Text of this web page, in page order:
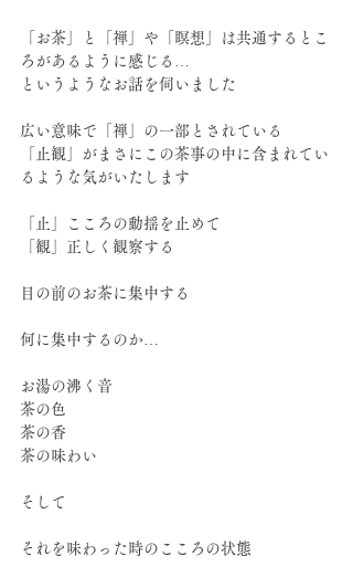
「お茶」と「禅」や「瞑想」は共通するとこ
ろがあるように感じる…
というようなお話を伺いました
広い意味で「禅」の一部とされている
「止観」がまさにこの茶事の中に含まれてい
るような気がいたします
「止」こころの動揺を止めて
「観」正しく観察する
目の前のお茶に集中する
何に集中するのか…
お湯の沸く音
茶の色
茶の香
茶の味わい
そして
それを味わった時のこころの状態